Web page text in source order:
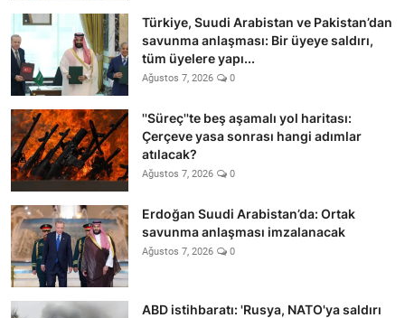
Türkiye, Suudi Arabistan ve Pakistan’dan
savunma anlaşması: Bir üyeye saldırı,
tüm üyelere yapı...
Ağustos 7, 2026 0
''Süreç''te beş aşamalı yol haritası:
Çerçeve yasa sonrası hangi adımlar
atılacak?
Ağustos 7, 2026 0
Erdoğan Suudi Arabistan’da: Ortak
savunma anlaşması imzalanacak
Ağustos 7, 2026 0
ABD istihbaratı: 'Rusya, NATO'ya saldırı